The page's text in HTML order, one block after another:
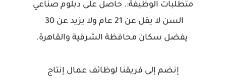
متطلبات الوظيفة:. حاصل على دبلوم صناعي
السن لا يقل عن 21 عام ولا يزيد عن 30
يفضل سكان محافظة الشرقية والقاهرة.
إنضم إلى فريقنا لوظائفعمال إنتاج